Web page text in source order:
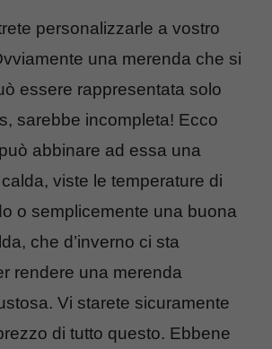
personalizzarle a vostro
una merenda che si
essere rappresentata solo
sarebbe incompleta! Ecco
abbinare ad essa una
viste le temperature di
o semplicemente una buona
che d’inverno ci sta
rendere una merenda
Vi starete sicuramente
di tutto questo. Ebbene